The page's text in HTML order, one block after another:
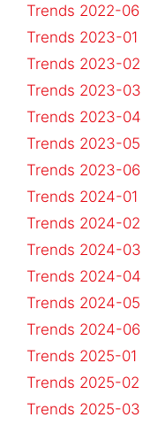
Trends 2022-06
Trends 2023-01
Trends 2023-02
Trends 2023-03
Trends 2023-04
Trends 2023-05
Trends 2023-06
Trends 2024-01
Trends 2024-02
Trends 2024-03
Trends 2024-04
Trends 2024-05
Trends 2024-06
Trends 2025-01
Trends 2025-02
Trends 2025-03